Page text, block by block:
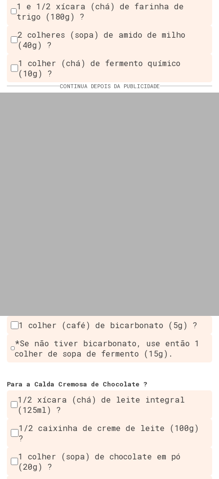
1 e 1/2 xícara (chá) de farinha de
trigo (180g) ?
2 colheres (sopa) de amido de milho
(40g) ?
1 colher (chá) de fermento químico
(10g) ?
CONTINUA DEPOIS DA PUBLICIDADE
1 colher (café) de bicarbonato (5g) ?
*Se não tiver bicarbonato, use então 1
colher de sopa de fermento (15g).
Para a Calda Cremosa de Chocolate ?
1/2 xícara (chá) de leite integral
(125ml) ?
1/2 caixinha de creme de leite (100g)
?
1 colher (sopa) de chocolate em pó
(20g) ?